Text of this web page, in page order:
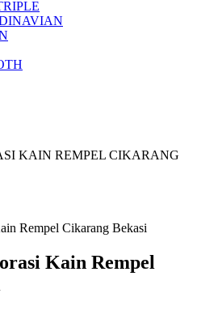
KAIN REMPEL CIKARANG
Kain Rempel